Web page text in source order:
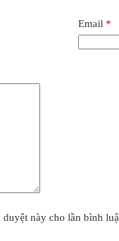
Email *
này cho lần bình